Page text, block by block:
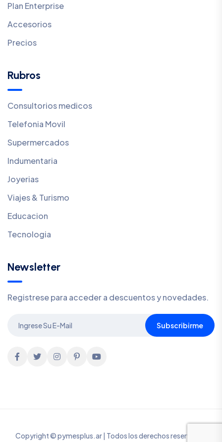
Plan Enterprise
Accesorios
Precios
Rubros
Consultorios medicos
Telefonia Movil
Supermercados
Indumentaria
Joyerias
Viajes & Turismo
Educacion
Tecnologia
Newsletter
Registrese para acceder a descuentos y novedades.
Subscribirme
Copyright © pymesplus.ar | Todos los derechos reservados